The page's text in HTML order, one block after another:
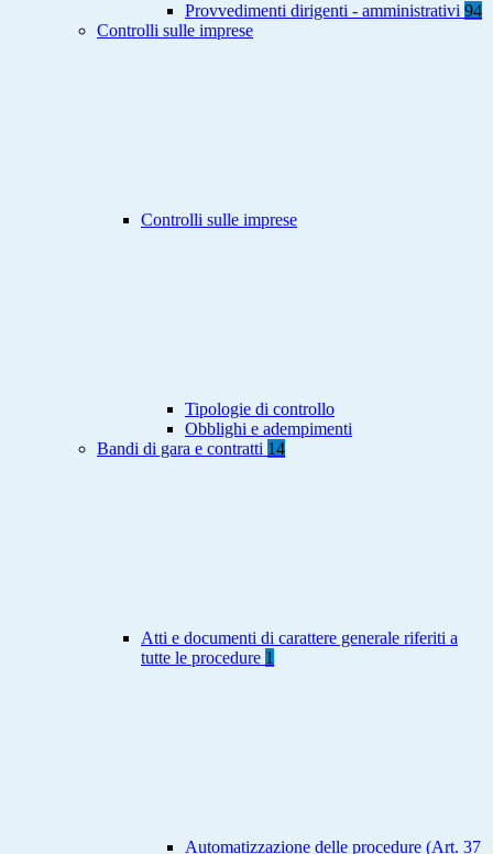
Provvedimenti dirigenti - amministrativi 94
Controlli sulle imprese
Controlli sulle imprese
Tipologie di controllo
Obblighi e adempimenti
Bandi di gara e contratti 14
Atti e documenti di carattere generale riferiti a
tutte le procedure 1
Automatizzazione delle procedure (Art. 37